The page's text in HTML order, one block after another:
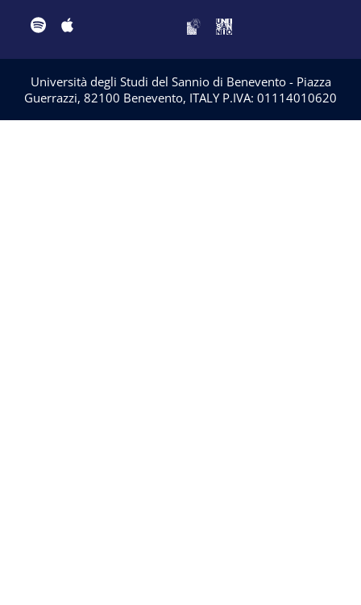
Università degli Studi del Sannio di Benevento - Piazza
Guerrazzi, 82100 Benevento, ITALY P.IVA: 01114010620